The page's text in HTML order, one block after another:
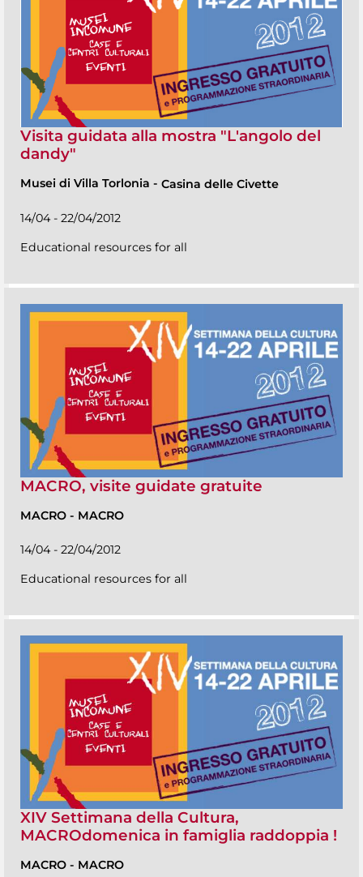
Visita guidata alla mostra "L'angolo del
dandy"
Musei di Villa Torlonia - Casina delle Civette
14/04 - 22/04/2012
Educational resources for all
MACRO, visite guidate gratuite
MACRO - MACRO
14/04 - 22/04/2012
Educational resources for all
XIV Settimana della Cultura,
MACROdomenica in famiglia raddoppia !
MACRO - MACRO